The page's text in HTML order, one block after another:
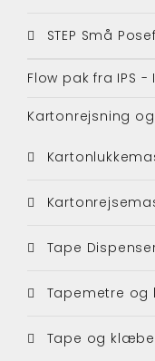
STEP Små
Flow pak fra IPS
Kartonrejsning
Tape
Tapemetre
Tape og